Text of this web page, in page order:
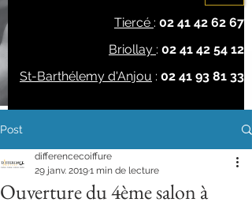
Tiercé : 02 41 42 62 67
Briollay : 02 41 42 54 12
St-Barthélemy d'Anjou : 02 41 93 81 33
Post
Ouverture du 4ème salon à
differencecoiffure
29 janv. 20191 min de lecture